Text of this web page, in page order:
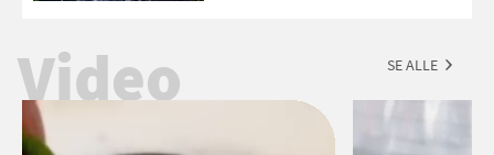
Video SE ALLE